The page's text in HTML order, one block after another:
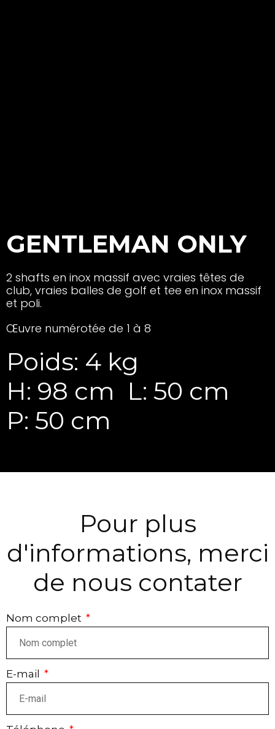
GENTLEMAN ONLY
2 shafts en inox massif avec vraies têtes de
club, vraies balles de golf et tee en inox massif
et poli.
Œuvre numérotée de 1 à 8
Poids: 4 kg
H: 98 cm L: 50 cm
P: 50 cm
Pour plus
d'informations, merci
de nous contater
Nom complet
E-mail